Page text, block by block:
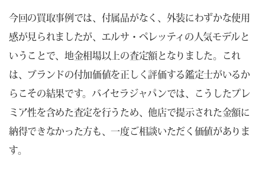
今回の買取事例では、付属品がなく、外装にわずかな使用
感が見られましたが、エルサ・ペレッティの人気モデルと
いうことで、地金相場以上の査定額となりました。これ
は、ブランドの付加価値を正しく評価する鑑定士がいるか
らこその結果です。バイセラジャパンでは、こうしたプレ
ミア性を含めた査定を行うため、他店で提示された金額に
納得できなかった方も、一度ご相談いただく価値がありま
す。